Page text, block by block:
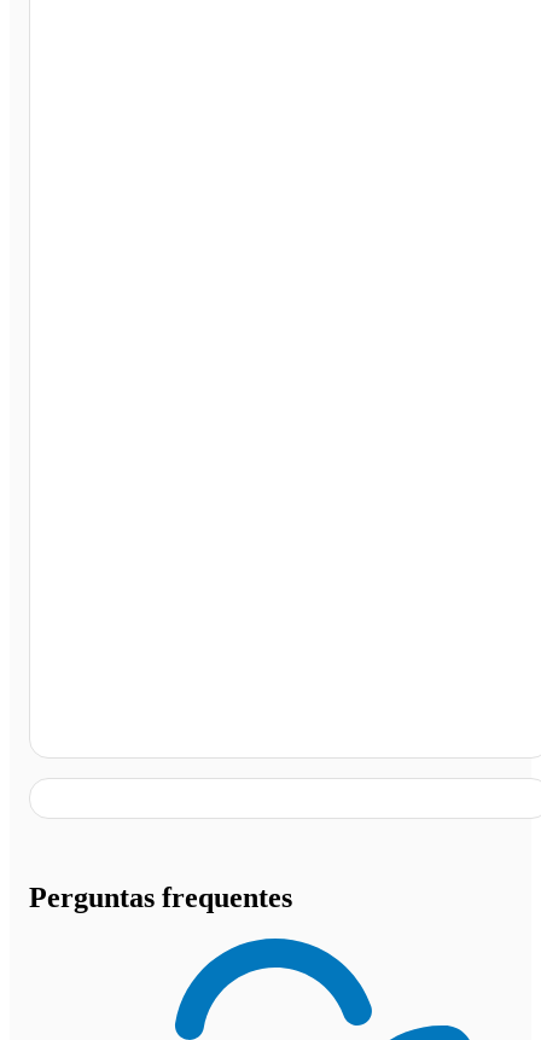
Perguntas frequentes